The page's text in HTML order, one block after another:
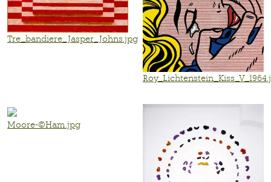
Tre_bandiere_Jasper_Johns.jpg
Moore-©Ham.jpg